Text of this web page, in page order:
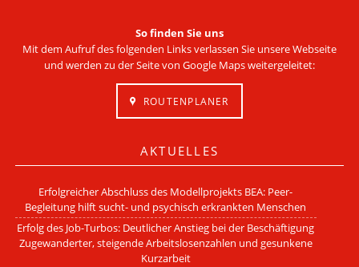
So finden Sie uns
Mit dem Aufruf des folgenden Links verlassen Sie unsere Webseite
und werden zu der Seite von Google Maps weitergeleitet:
ROUTENPLANER
AKTUELLES
Erfolgreicher Abschluss des Modellprojekts BEA: Peer-
Begleitung hilft sucht- und psychisch erkrankten Menschen
Erfolg des Job-Turbos: Deutlicher Anstieg bei der Beschäftigung
Zugewanderter, steigende Arbeitslosenzahlen und gesunkene
Kurzarbeit